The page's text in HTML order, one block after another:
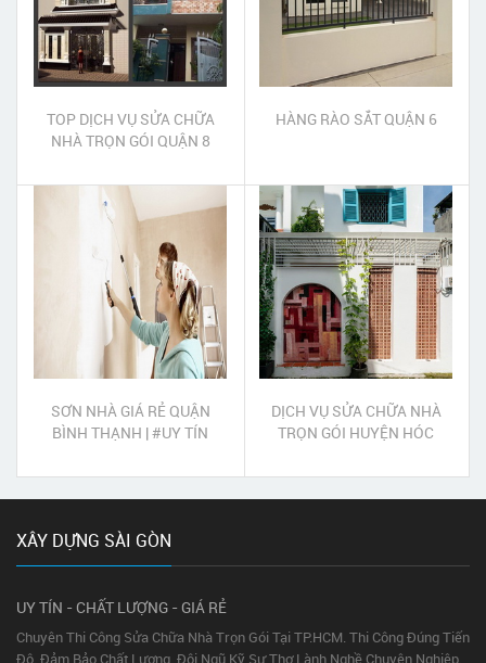
TOP DỊCH VỤ SỬA CHỮA
NHÀ TRỌN GÓI QUẬN 8
HÀNG RÀO SẮT QUẬN 6
SƠN NHÀ GIÁ RẺ QUẬN
BÌNH THẠNH | #UY TÍN
DỊCH VỤ SỬA CHỮA NHÀ
TRỌN GÓI HUYỆN HÓC
XÂY DỰNG SÀI GÒN
UY TÍN - CHẤT LƯỢNG - GIÁ RẺ
Chuyên Thi Công Sửa Chữa Nhà Trọn Gói Tại TP.HCM. Thi Công Đúng Tiến
Độ. Đảm Bảo Chất Lượng. Đội Ngũ Kỹ Sư Thợ Lành Nghề Chuyên Nghiệp,